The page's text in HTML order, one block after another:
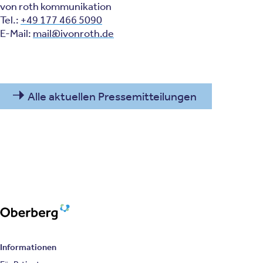
von roth kommunikation
Tel.: +49 177 466 5090
E-Mail: mail@ivonroth.de
Alle aktuellen Pressemitteilungen
Informationen